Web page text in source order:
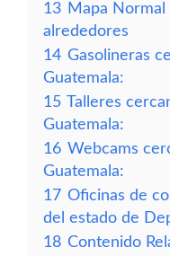
13 Mapa Normal
alrededores
14 Gasolineras
Guatemala:
15 Talleres
Guatemala:
16 Webcams
Guatemala:
17 Oficinas de
del estado de
18 Contenido